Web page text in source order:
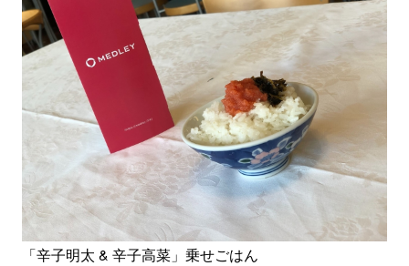
「辛子明太 & 辛子高菜」乗せごはん